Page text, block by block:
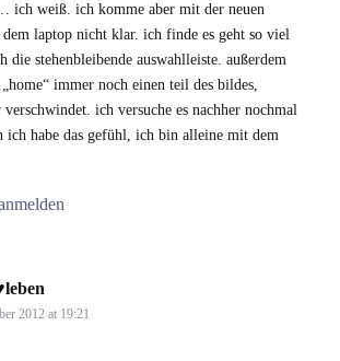
ich weiß. ich komme aber mit der neuen
laptop nicht klar. ich finde es geht so viel
die stehenbleibende auswahlleiste. außerdem
immer noch einen teil des bildes,
ich versuche es nachher nochmal
ich habe das gefühl, ich bin alleine mit dem
2012 at 19:21